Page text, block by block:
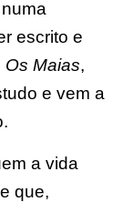
escrito e
Os Maias,
e vem a
a vida
que,